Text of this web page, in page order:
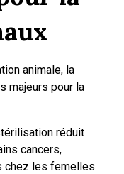
animale, la
majeurs pour la
réduit
cancers,
chez les femelles